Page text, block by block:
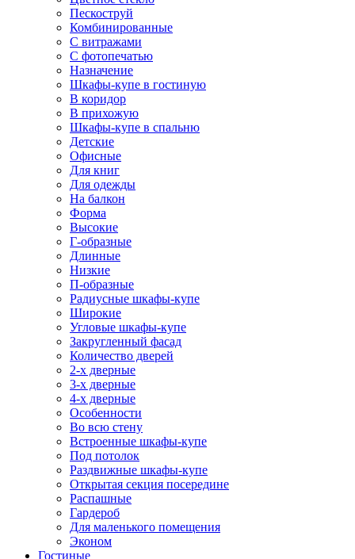
Пескоструй
Комбинированные
С витражами
С фотопечатью
Назначение
Шкафы-купе в гостиную
В коридор
В прихожую
Шкафы-купе в спальню
Детские
Офисные
Для книг
Для одежды
На балкон
Форма
Высокие
Г-образные
Длинные
Низкие
П-образные
Радиусные шкафы-купе
Широкие
Угловые шкафы-купе
Закругленный фасад
Количество дверей
2-х дверные
3-х дверные
4-х дверные
Особенности
Во всю стену
Встроенные шкафы-купе
Под потолок
Раздвижные шкафы-купе
Открытая секция посередине
Распашные
Гардероб
Для маленького помещения
Эконом
Гостиные